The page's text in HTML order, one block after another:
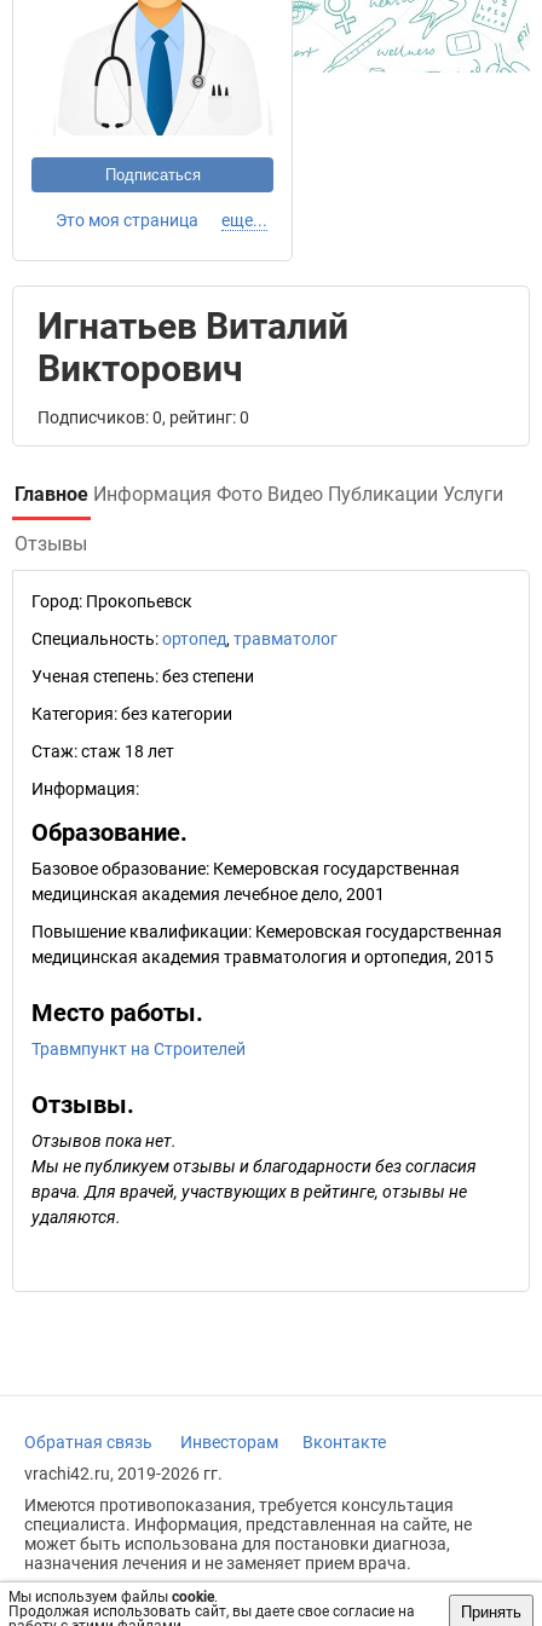
Мы используем файлы cookie.
Продолжая использовать сайт, вы даете свое согласие на
Принять
Подписаться
Это моя страница еще...
Игнатьев Виталий
Викторович
Подписчиков: 0, рейтинг: 0
Главное Информация Фото Видео Публикации Услуги
Отзывы
Город: Прокопьевск
Специальность:ортопед, травматолог
Ученая степень:без степени
Категория:без категории
Стаж:стаж 18 лет
Информация:
Образование.
Базовое образование: Кемеровская государственная
медицинская академия лечебное дело, 2001
Повышение квалификации: Кемеровская государственная
медицинская академия травматология и ортопедия, 2015
Место работы.
Травмпункт на Строителей
Отзывы.
Отзывов пока нет.
Мы не публикуем отзывы и благодарности без согласия
врача. Для врачей, участвующих в рейтинге, отзывы не
удаляются.
Обратная связь Инвесторам
Вконтакте
vrachi42.ru, 2019-2026 гг.
Имеются противопоказания, требуется консультация
специалиста. Информация, представленная на сайте, не
может быть использована для постановки диагноза,
назначения лечения и не заменяет прием врача.
Возрастное ограничение: 18+